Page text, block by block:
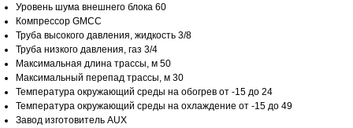
Уровень шума внешнего блока 60
Компрессор GMCC
Труба высокого давления, жидкость 3/8
Труба низкого давления, газ 3/4
Максимальная длина трассы, м 50
Максимальный перепад трассы, м 30
Температура окружающий среды на обогрев от -15 до 24
Температура окружающий среды на охлаждение от -15 до 49
Завод изготовитель AUX